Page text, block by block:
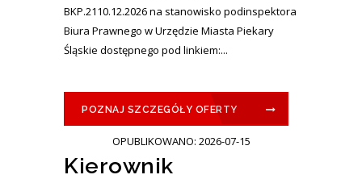
BKP.2110.12.2026 na stanowisko podinspektora
Biura Prawnego w Urzędzie Miasta Piekary
Śląskie dostępnego pod linkiem:...
POZNAJ SZCZEGÓŁY OFERTY
OPUBLIKOWANO: 2026-07-15
Kierownik